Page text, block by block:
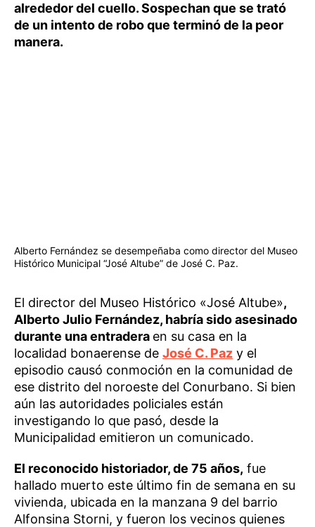
alrededor del cuello. Sospechan que se trató
de un intento de robo que terminó de la peor
manera.
Alberto Fernández se desempeñaba como director del Museo
Histórico Municipal “José Altube” de José C. Paz.
El director del Museo Histórico «José Altube»,
Alberto Julio Fernández, habría sido asesinado
durante una entradera en su casa en la
localidad bonaerense de José C. Paz y el
episodio causó conmoción en la comunidad de
ese distrito del noroeste del Conurbano. Si bien
aún las autoridades policiales están
investigando lo que pasó, desde la
Municipalidad emitieron un comunicado.
El reconocido historiador, de 75 años, fue
hallado muerto este último fin de semana en su
vivienda, ubicada en la manzana 9 del barrio
Alfonsina Storni, y fueron los vecinos quienes